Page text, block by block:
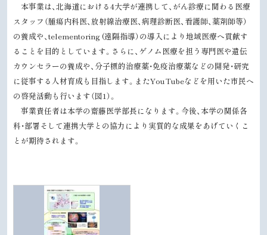
本事業は、北海道における4大学が連携して、がん診療に関わる医療
スタッフ（腫瘍内科医、放射線治療医、病理診断医、看護師、薬剤師等）
の養成や、telementoring (遠隔指導）の導入により地域医療へ貢献す
ることを目的としています。さらに、ゲノム医療を担う専門医や遺伝
カウンセラーの養成や、分子標的治療薬・免疫治療薬などの開発・研究
に従事する人材育成も目指します。またYouTubeなどを用いた市民へ
の啓発活動も行います（図1）。
事業責任者は本学の齋藤医学部長になります。今後、本学の関係各
科・部署そして連携大学との協力により実質的な成果をあげていくこ
とが期待されます。